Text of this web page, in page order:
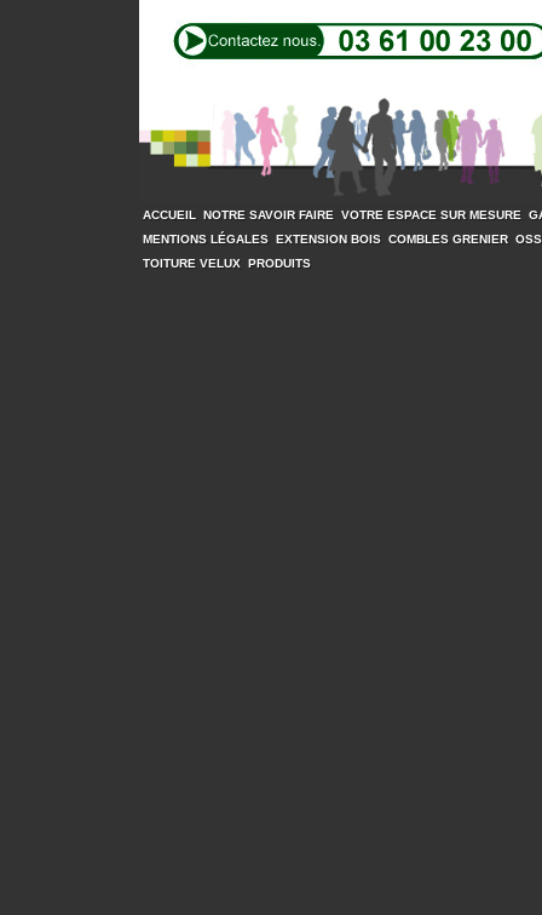
ACCUEIL NOTRE SAVOIR FAIRE VOTRE ESPACE SUR MESURE
MENTIONS LÉGALES EXTENSION BOIS COMBLES GRENIER
TOITURE VELUX PRODUITS